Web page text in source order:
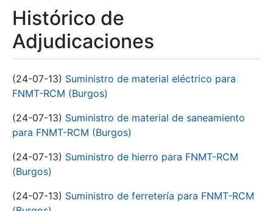
Histórico de
Adjudicaciones
(24-07-13) Suministro de material eléctrico para
FNMT-RCM (Burgos)
(24-07-13) Suministro de material de saneamiento
para FNMT-RCM (Burgos)
(24-07-13) Suministro de hierro para FNMT-RCM
(Burgos)
(24-07-13) Suministro de ferretería para FNMT-RCM